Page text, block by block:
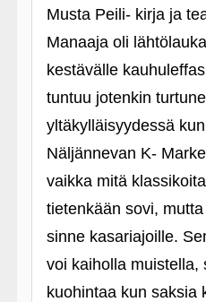
Musta Peili- kirja ja
Manaaja oli
kestävälle
tuntuu jotenkin
yltäkylläisyydessä
Näljännevan K-
vaikka mitä
tietenkään sovi,
sinne kasariajoille.
voi kaiholla muistella,
kuohintaa kun saksia